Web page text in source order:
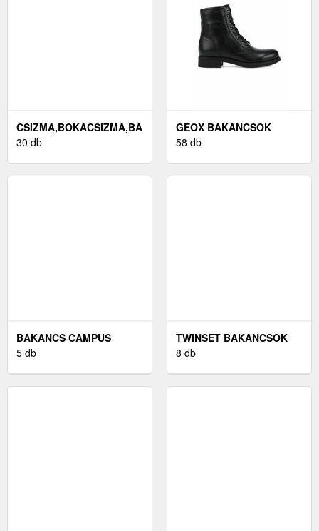
CSIZMA,BOKACSIZMA,BAKANCS
30 db
GEOX BAKANCSOK
FEKETE
58 db
BAKANCS CAMPUS
5 db
TWINSET BAKANCSOK
FEKETE
8 db